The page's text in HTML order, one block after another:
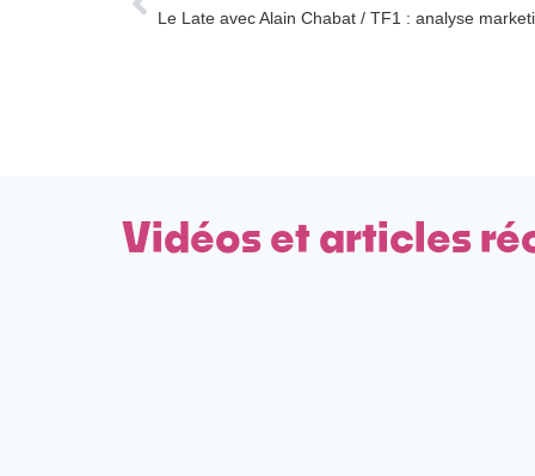
Le Late avec Alain Chabat / TF1 : analyse
Vidéos et articles